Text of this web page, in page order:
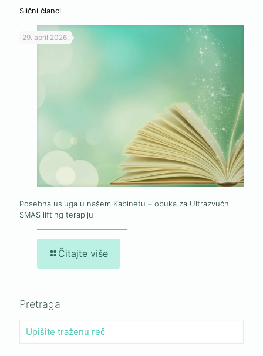
Slični članci
29. april 2026.
Posebna usluga u našem Kabinetu – obuka za Ultrazvučni
SMAS lifting terapiju
Čitajte više
Pretraga